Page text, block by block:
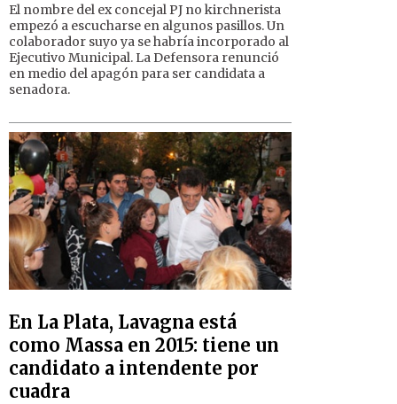
El nombre del ex concejal PJ no kirchnerista
empezó a escucharse en algunos pasillos. Un
colaborador suyo ya se habría incorporado al
Ejecutivo Municipal. La Defensora renunció
en medio del apagón para ser candidata a
senadora.
En La Plata, Lavagna está
como Massa en 2015: tiene un
candidato a intendente por
cuadra